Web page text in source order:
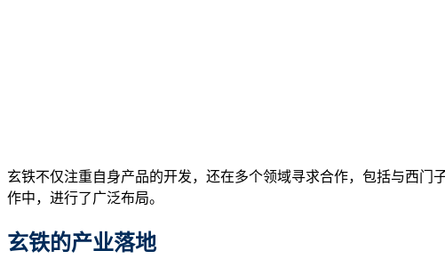
玄铁不仅注重自身产品的开发，还在多个领域寻求合作，包括与西
作中，进行了广泛布局。
玄铁的产业落地